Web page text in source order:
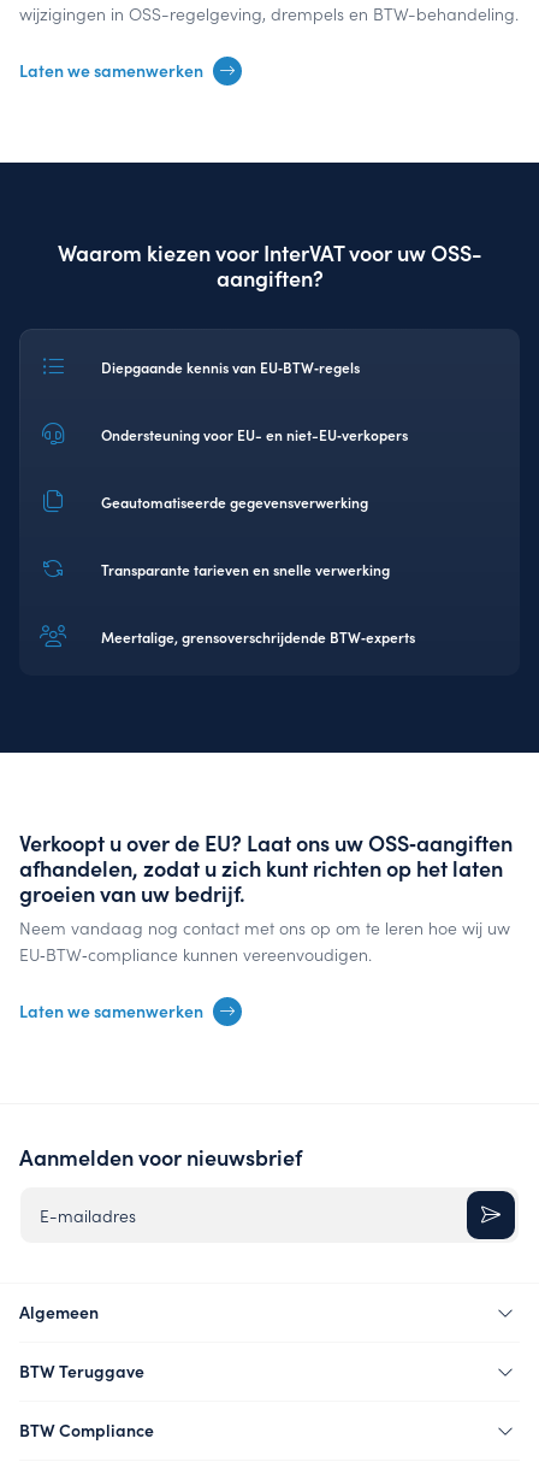
wijzigingen in OSS-regelgeving, drempels en BTW-behandeling.
Laten we samenwerken
Waarom kiezen voor InterVAT voor uw OSS-
aangiften?
Diepgaande kennis van EU‑BTW‑regels
Ondersteuning voor EU- en niet-EU‑verkopers
Geautomatiseerde gegevensverwerking
Transparante tarieven en snelle verwerking
Meertalige, grensoverschrijdende BTW‑experts
Verkoopt u over de EU? Laat ons uw OSS‑aangiften
afhandelen, zodat u zich kunt richten op het laten
groeien van uw bedrijf.
Neem vandaag nog contact met ons op om te leren hoe wij uw
EU‑BTW‑compliance kunnen vereenvoudigen.
Laten we samenwerken
Algemeen
BTW Teruggave
BTW Compliance
Aanmelden voor nieuwsbrief
E-mailadres